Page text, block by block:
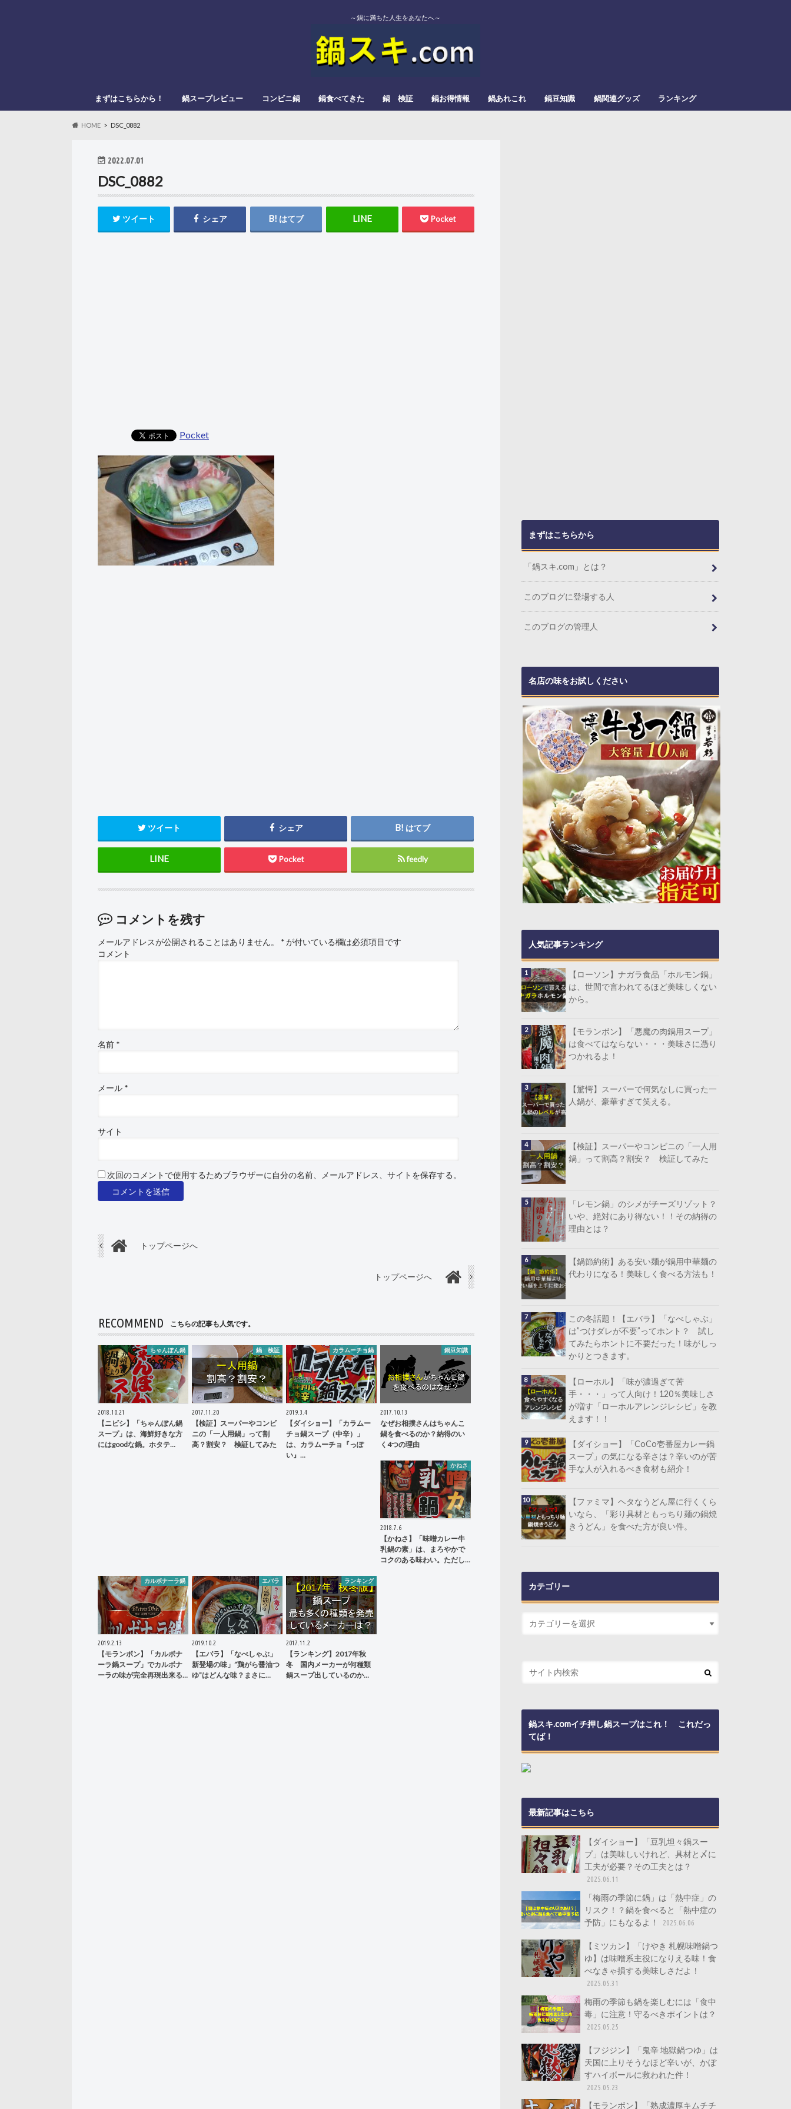
～鍋に満ちた人生をあなたへ～
まずはこちらから！ 鍋スープレビュー コンビニ鍋 鍋食べてきた 鍋 検証 鍋お得情報 鍋あれこれ 鍋豆知識 鍋関連グッズ ランキング
HOME DSC_0882
2022.07.01
DSC_0882
ツイート シェア はてブ Pocket
Pocket
ツイート シェア はてブ
Pocket feedly
コメントを残す
メールアドレスが公開されることはありません。 *が付いている欄は必須項目です
コメント
名前 *
メール *
サイト
次回のコメントで使用するためブラウザーに自分の名前、メールアドレス、サイトを保存する。
トップページへ
トップページへ
RECOMMEND こちらの記事も人気です。
ちゃんぽん鍋
2018.10.21
【ニビシ】「ちゃんぽん鍋
スープ」は、海鮮好きな方
にはgoodな鍋。ホタテ…
鍋 検証
2017.11.20
【検証】スーパーやコンビ
ニの「一人用鍋」って割
高？割安？ 検証してみた
カラムーチョ鍋
2019.3.4
【ダイショー】「カラムー
チョ鍋スープ（中辛）」
は、カラムーチョ『っぽ
い』…
鍋豆知識
2017.10.13
なぜお相撲さんはちゃんこ
鍋を食べるのか？納得のい
く4つの理由
かねさ
2018.7.6
【かねさ】「味噌カレー牛
乳鍋の素」は、まろやかで
コクのある味わい。ただし…
カルボナーラ鍋
2019.2.13
【モランボン】「カルボナ
ーラ鍋スープ」でカルボナ
ーラの味が完全再現出来る…
エバラ
2019.10.2
【エバラ】「なべしゃぶ」
新登場の味」”鶏がら醤油つ
ゆ”はどんな味？まさに…
ランキング
2017.11.2
【ランキング】2017年秋
冬 国内メーカーが何種類
鍋スープ出しているのか…
まずはこちらから
「鍋スキ.com」とは？
このブログに登場する人
このブログの管理人
名店の味をお試しください
人気記事ランキング
【ローソン】ナガラ食品「ホルモン鍋」
は、世間で言われてるほど美味しくない
から。
【モランボン】「悪魔の肉鍋用スープ」
は食べてはならない・・・美味さに憑り
つかれるよ！
【驚愕】スーパーで何気なしに買った一
人鍋が、豪華すぎて笑える。
【検証】スーパーやコンビニの「一人用
鍋」って割高？割安？ 検証してみた
「レモン鍋」のシメがチーズリゾット？
いや、絶対にあり得ない！！その納得の
理由とは？
【鍋節約術】ある安い麺が鍋用中華麺の
代わりになる！美味しく食べる方法も！
この冬話題！【エバラ】「なべしゃぶ」
は”つけダレが不要”ってホント？ 試し
てみたらホントに不要だった！味がしっ
かりとつきます。
【ローホル】「味が濃過ぎて苦
手・・・」って人向け！120％美味しさ
が増す「ローホルアレンジレシピ」を教
えます！！
【ダイショー】「CoCo壱番屋カレー鍋
スープ」の気になる辛さは？辛いのが苦
手な人が入れるべき食材も紹介！
【ファミマ】ヘタなうどん屋に行くくら
いなら、「彩り具材ともっちり麺の鍋焼
きうどん」を食べた方が良い件。
カテゴリー
鍋スキ.comイチ押し鍋スープはこれ！ これだっ
てば！
最新記事はこちら
【ダイショー】「豆乳坦々鍋スー
プ」は美味しいけれど、具材と〆に
工夫が必要？その工夫とは？
2025.06.11
「梅雨の季節に鍋」は「熱中症」の
リスク！？鍋を食べると「熱中症の
予防」にもなるよ！
2025.06.06
【ミツカン】「けやき 札幌味噌鍋つ
ゆ】は味噌系主役になりえる味！食
べなきゃ損する美味しさだよ！
2025.05.31
梅雨の季節も鍋を楽しむには「食中
毒」に注意！守るべきポイントは？
2025.05.25
【フジジン】「鬼辛 地獄鍋つゆ」は
天国に上りそうなほど辛いが、かぼ
すハイボールに救われた件！
2025.05.23
【モランボン】「熟成濃厚キムチチ